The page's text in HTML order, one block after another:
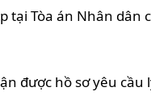
tại Tòa án Nhân dân
được hồ sơ yêu